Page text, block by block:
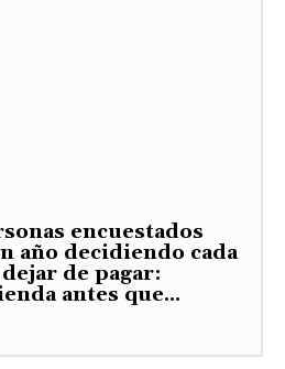
encuestados
año decidiendo cada
de pagar:
antes que...